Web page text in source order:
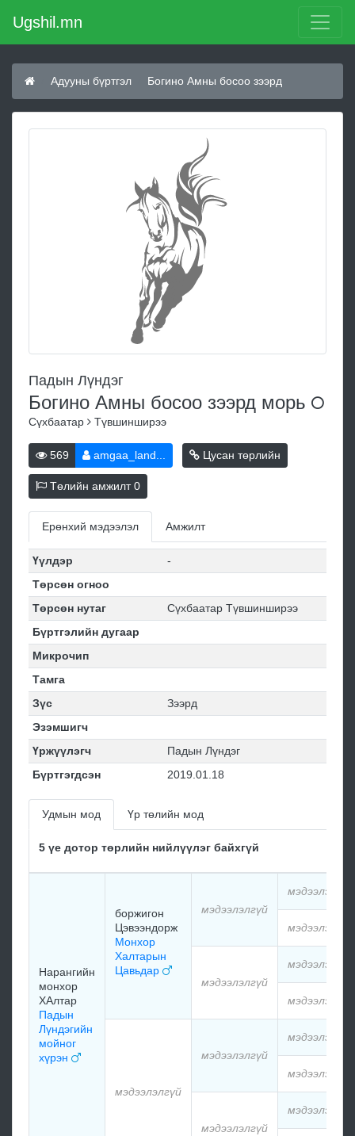
Ugshil.mn
Адууны бүртгэл Богино Амны босоо зээрд
Падын Лүндэг
Богино Амны босоо зээрд морь
Сүхбаатар Түвшинширээ
569 amgaa_land... Цусан төрлийн
Төлийн амжилт0
Ерөнхий мэдээлэл Амжилт
Үүлдэр
-
Төрсөн огноо
Төрсөн нутаг
Сүхбаатар Түвшинширээ
Бүртгэлийн дугаар
Микрочип
Тамга
Зүс
Зээрд
Эзэмшигч
Үржүүлэгч
Падын Лүндэг
Бүртгэгдсэн
2019.01.18
Удмын мод Үр төлийн мод
5 үе дотор төрлийн нийлүүлэг байхгүй
Нарангийн
монхор
ХАлтар
Падын
Лүндэгийн
мойног
хүрэн
боржигон
Цэвээндорж
Монхор
Халтарын
Цавьдар
мэдээлэлгүй
мэдээлэлгүй
мэдээлэлгүй
мэдээлэлгүй
мэдээлэлгүй
мэдээлэлгүй
мэдээлэлгүй
мэдээлэлгүй
мэдээлэлгүй
мэдээлэлгүй
мэдээлэлгүй
мэдээлэлгүй